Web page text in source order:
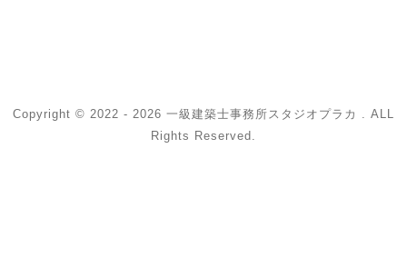
Copyright © 2022 - 2026 一級建築士事務所スタジオプラカ . ALL
Rights Reserved.